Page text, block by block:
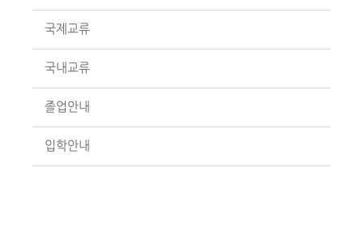
국제교류
국내교류
졸업안내
입학안내